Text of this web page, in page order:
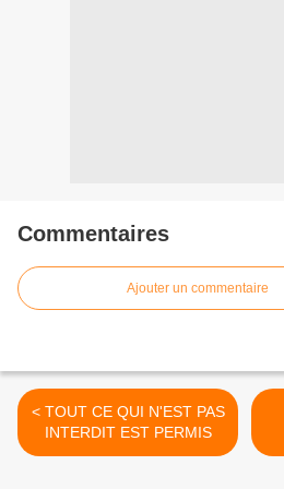
Commentaires
Ajouter un commentaire
< TOUT CE QUI N'EST PAS
INTERDIT EST PERMIS